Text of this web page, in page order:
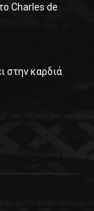
Charles de
στην καρδιά